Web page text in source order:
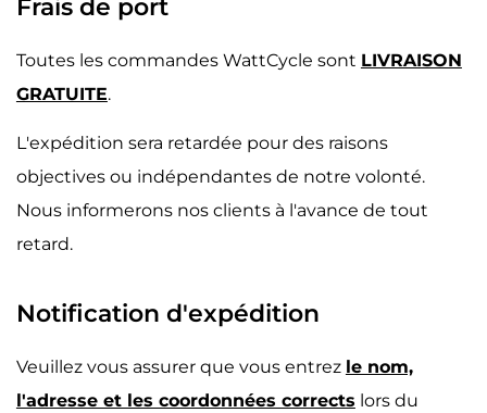
Frais de port
Toutes les commandes WattCycle sont LIVRAISON
GRATUITE.
L'expédition sera retardée pour des raisons
objectives ou indépendantes de notre volonté.
Nous informerons nos clients à l'avance de tout
retard.
Notification d'expédition
Veuillez vous assurer que vous entrez le nom,
l'adresse et les coordonnées corrects lors du